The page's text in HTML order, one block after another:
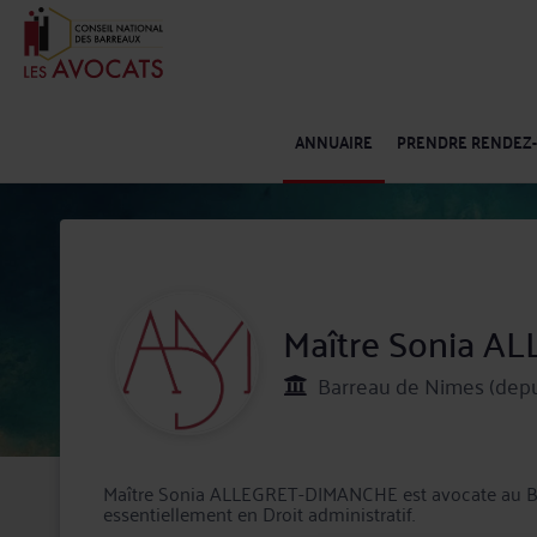
ANNUAIRE PRENDRE
Maître Sonia
Barreau de Nimes
Maître Sonia ALLEGRET-DIMANCHE est avocate au Barreau de
essentiellement en Droit administratif.